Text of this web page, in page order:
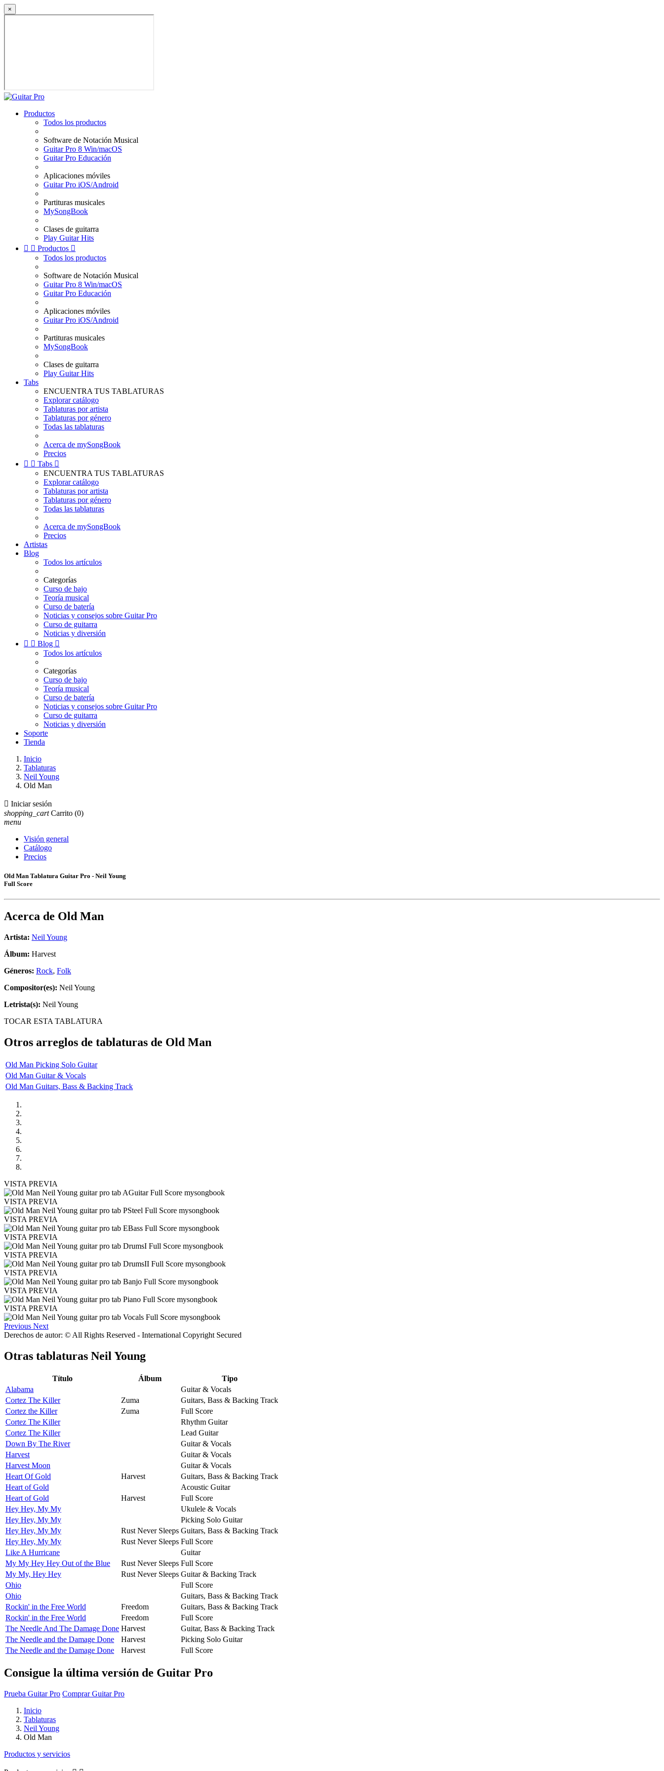
×
Productos
Todos los productos
Software de Notación Musical
Guitar Pro 8 Win/macOS
Guitar Pro Educación
Aplicaciones móviles
Guitar Pro iOS/Android
Partituras musicales
MySongBook
Clases de guitarra
Play Guitar Hits
  Productos 
Todos los productos
Software de Notación Musical
Guitar Pro 8 Win/macOS
Guitar Pro Educación
Aplicaciones móviles
Guitar Pro iOS/Android
Partituras musicales
MySongBook
Clases de guitarra
Play Guitar Hits
Tabs
ENCUENTRA TUS TABLATURAS
Explorar catálogo
Tablaturas por artista
Tablaturas por género
Todas las tablaturas
Acerca de mySongBook
Precios
  Tabs 
ENCUENTRA TUS TABLATURAS
Explorar catálogo
Tablaturas por artista
Tablaturas por género
Todas las tablaturas
Acerca de mySongBook
Precios
Artistas
Blog
Todos los artículos
Categorías
Curso de bajo
Teoría musical
Curso de batería
Noticias y consejos sobre Guitar Pro
Curso de guitarra
Noticias y diversión
  Blog 
Todos los artículos
Categorías
Curso de bajo
Teoría musical
Curso de batería
Noticias y consejos sobre Guitar Pro
Curso de guitarra
Noticias y diversión
Soporte
Tienda
Inicio
Tablaturas
Neil Young
Old Man
 Iniciar sesión
shopping_cart Carrito (0)
menu
Visión general
Catálogo
Precios
Old Man Tablatura Guitar Pro - Neil Young
Full Score
Acerca de Old Man
Artista: Neil Young
Álbum: Harvest
Géneros: Rock, Folk
Compositor(es): Neil Young
Letrista(s): Neil Young
TOCAR ESTA TABLATURA
Otros arreglos de tablaturas de Old Man
Old Man Picking Solo Guitar
Old Man Guitar & Vocals
Old Man Guitars, Bass & Backing Track
VISTA PREVIA
VISTA PREVIA
VISTA PREVIA
VISTA PREVIA
VISTA PREVIA
VISTA PREVIA
VISTA PREVIA
VISTA PREVIA
Previous Next
Derechos de autor: © All Rights Reserved - International Copyright Secured
Otras tablaturas Neil Young
Título Álbum
Tipo
Alabama
Guitar & Vocals
Cortez The Killer
Zuma
Guitars, Bass & Backing Track
Cortez the Killer
Zuma
Full Score
Cortez The Killer
Rhythm Guitar
Cortez The Killer
Lead Guitar
Down By The River
Guitar & Vocals
Harvest
Guitar & Vocals
Harvest Moon
Guitar & Vocals
Heart Of Gold
Harvest
Guitars, Bass & Backing Track
Heart of Gold
Acoustic Guitar
Heart of Gold
Harvest
Full Score
Hey Hey, My My
Ukulele & Vocals
Hey Hey, My My
Picking Solo Guitar
Hey Hey, My My
Rust Never Sleeps Guitars, Bass & Backing Track
Hey Hey, My My
Rust Never Sleeps Full Score
Like A Hurricane
Guitar
My My Hey Hey Out of the Blue
Rust Never Sleeps Full Score
My My, Hey Hey
Rust Never Sleeps Guitar & Backing Track
Ohio
Full Score
Ohio
Guitars, Bass & Backing Track
Rockin' in the Free World
Freedom
Guitars, Bass & Backing Track
Rockin' in the Free World
Freedom
Full Score
The Needle And The Damage Done Harvest
Guitar, Bass & Backing Track
The Needle and the Damage Done
Harvest
Picking Solo Guitar
The Needle and the Damage Done
Harvest Full Score
Consigue la última versión de Guitar Pro
Prueba Guitar Pro Comprar Guitar Pro
Inicio
Tablaturas
Neil Young
Old Man
Productos y servicios